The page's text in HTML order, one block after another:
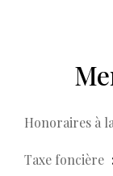
Honoraires à
Taxe foncière